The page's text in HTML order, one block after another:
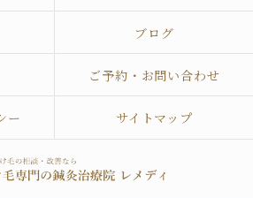
ブログ
ご予約・お問い合わせ
ー サイトマップ